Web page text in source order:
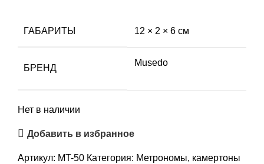
ГАБАРИТЫ 12 × 2 × 6 см
БРЕНД
Musedo
Нет в наличии
Добавить в избранное
Артикул: MT-50 Категория: Метрономы, камертоны